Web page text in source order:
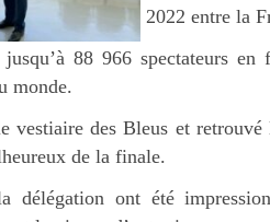
2022 entre la
88 966 spectateurs
monde.
vestiaire des Bleus et
de la finale.
délégation ont été